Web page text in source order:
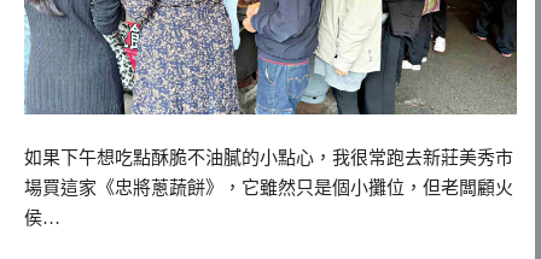
如果下午想吃點酥脆不油膩的小點心，我很常跑去新莊美秀市
場買這家《忠將蔥蔬餅》，它雖然只是個小攤位，但老闆顧火
侯…